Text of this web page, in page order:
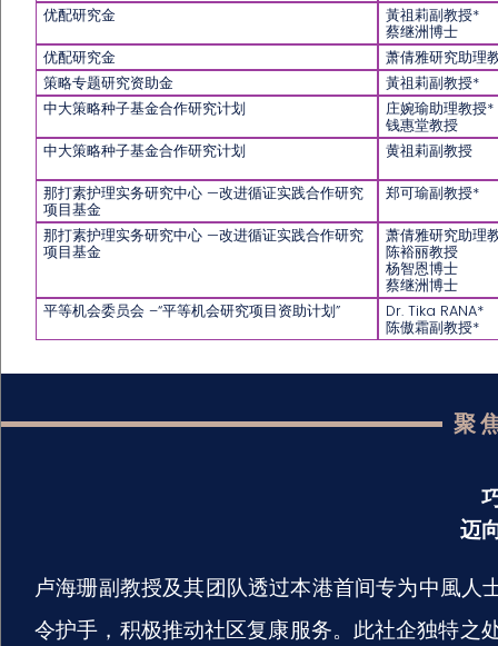
优配研究金
黃祖莉副教授*
蔡继洲博士
优配研究金
萧倩雅研究助理
策略专题研究资助金
黃祖莉副教授*
中大策略种子基金合作研究计划
庄婉瑜助理教授*
钱惠堂教授
中大策略种子基金合作研究计划
黄祖莉副教授
那打素护理实务研究中心 —改进循证实践合作研究
项目基金
郑可瑜副教授*
那打素护理实务研究中心 —改进循证实践合作研究
项目基金
萧倩雅研究助理
陈裕丽教授
杨智恩博士
蔡继洲博士
平等机会委员会 –“平等机会研究项目资助计划”
Dr. Tika RANA*
陈傲霜副教授*
聚
迈
卢海珊副教授及其团队透过本港⾸间专为中⾵
令护手，积极推动社区复康服务。此社企独特之